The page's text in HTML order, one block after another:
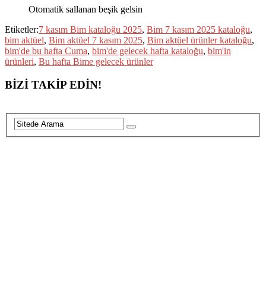
Otomatik sallanan beşik gelsin
Etiketler:7 kasım Bim kataloğu 2025, Bim 7 kasım 2025 kataloğu,
bim aktüel, Bim aktüel 7 kasım 2025, Bim aktüel ürünler kataloğu,
bim'de bu hafta Cuma, bim'de gelecek hafta kataloğu, bim'in
ürünleri, Bu hafta Bime gelecek ürünler
BİZİ TAKİP EDİN!